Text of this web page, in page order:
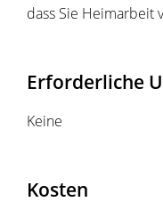
dass Sie Heimarbeit
Erforderliche
Keine
Kosten